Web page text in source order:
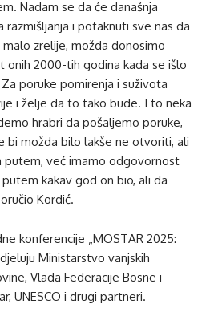
Nadam se da će današnja
razmišljanja i potaknuti sve nas da
zrelije, možda donosimo
onih 2000-tih godina kada se išlo
poruke pomirenja i suživota
i želje da to tako bude. I to neka
hrabri da pošaljemo poruke,
bi možda bilo lakše ne otvoriti, ali
putem, već imamo odgovornost
kakav god on bio, ali da
Kordić.
konferencije „MOSTAR 2025:
Ministarstvo vanjskih
Vlada Federacije Bosne i
UNESCO i drugi partneri.